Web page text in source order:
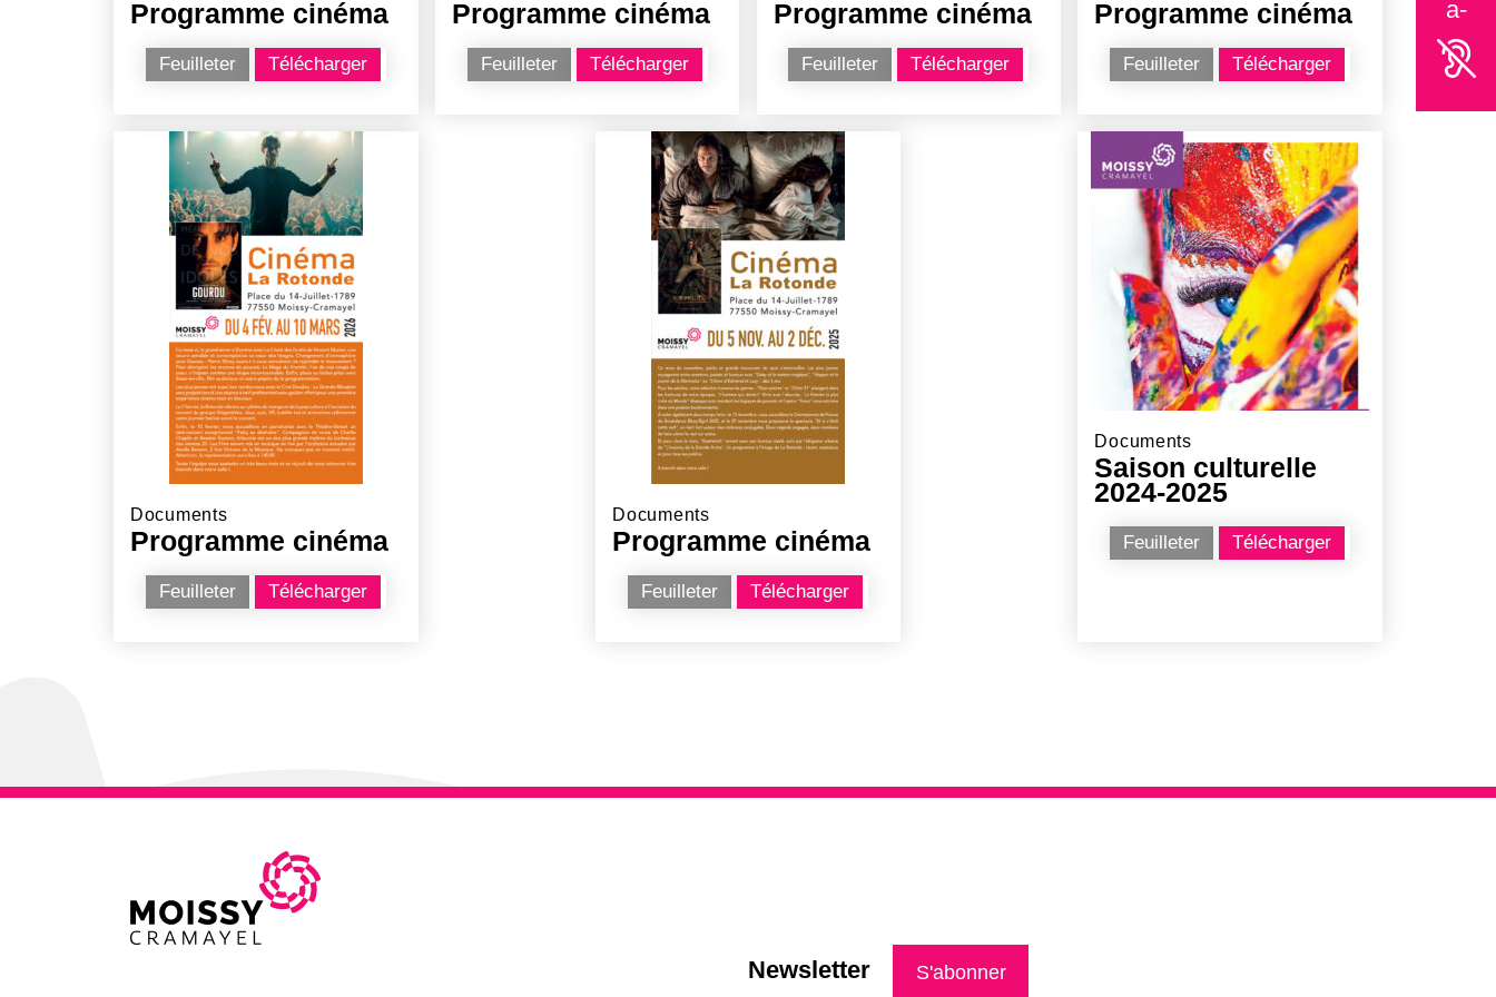
Programme cinéma
Feuilleter Télécharger
Programme cinéma
Feuilleter Télécharger
Programme cinéma
Feuilleter Télécharger
Programme cinéma
Feuilleter Télécharger
Documents
Programme cinéma
Feuilleter Télécharger
Documents
Programme cinéma
Feuilleter Télécharger
Documents
Saison culturelle
2024-2025
Feuilleter Télécharger
Newsletter S'abonner
a-
Accès